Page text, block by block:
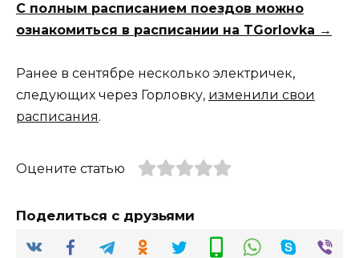
С полным расписанием поездов можно
ознакомиться в расписании на TGorlovka →
Ранее в сентябре несколько электричек,
следующих через Горловку, изменили свои
расписания.
Оцените статью
Поделиться с друзьями